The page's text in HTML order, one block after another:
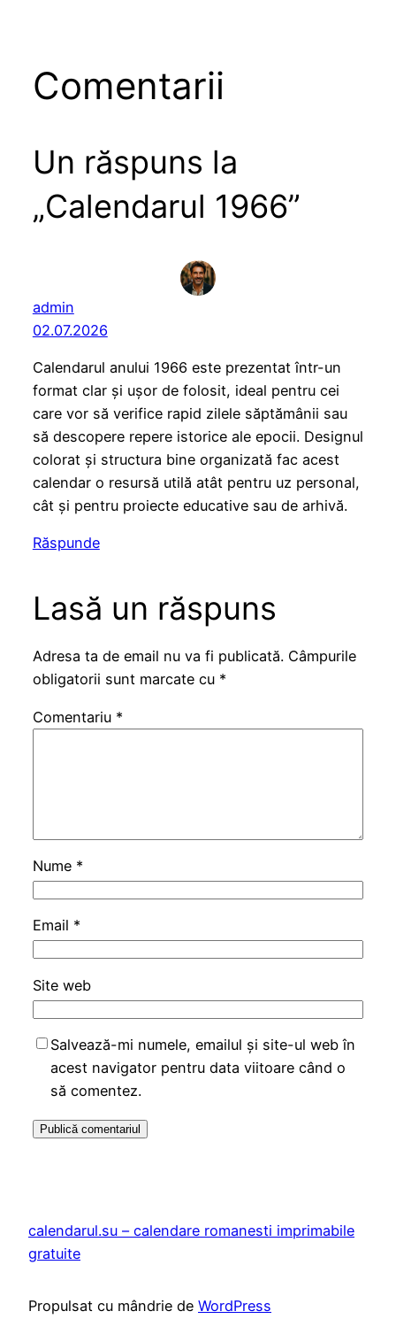
Comentarii
Un răspuns la
„Calendarul 1966”
admin
02.07.2026
Calendarul anului 1966 este prezentat într-un
format clar și ușor de folosit, ideal pentru cei
care vor să verifice rapid zilele săptămânii sau
să descopere repere istorice ale epocii. Designul
colorat și structura bine organizată fac acest
calendar o resursă utilă atât pentru uz personal,
cât și pentru proiecte educative sau de arhivă.
Răspunde
Lasă un răspuns
Adresa ta de email nu va fi publicată. Câmpurile
obligatorii sunt marcate cu *
Comentariu *
Nume *
Email *
Site web
Salvează-mi numele, emailul și site-ul web în
acest navigator pentru data viitoare când o
să comentez.
calendarul.su – calendare romanesti imprimabile
gratuite
Propulsat cu mândrie de WordPress